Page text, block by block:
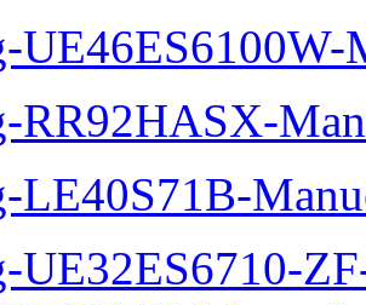
UE46ES6100W-
RR92HASX-
LE40S71B-
UE32ES6710-